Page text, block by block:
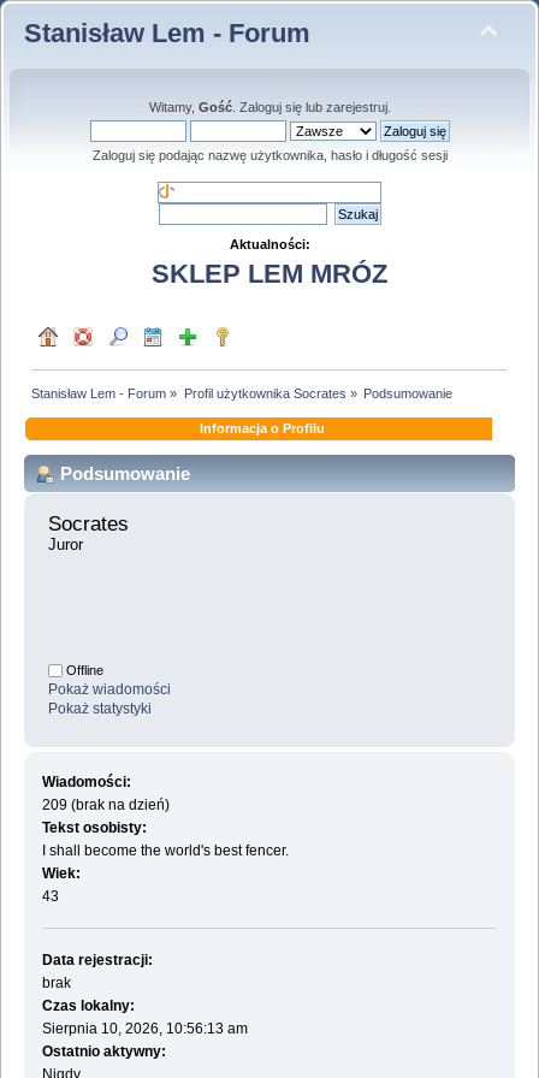
Stanisław Lem - Forum
Witamy, Gość. Zaloguj sięlub zarejestruj.
Zaloguj się podając nazwę użytkownika, hasło i długość sesji
Aktualności:
SKLEP LEM MRÓZ
Stanisław Lem - Forum » Profil użytkownika Socrates » Podsumowanie
Informacja o Profilu
Podsumowanie
Socrates
Juror
Offline
Pokaż wiadomości
Pokaż statystyki
Wiadomości:
209 (brak na dzień)
Tekst osobisty:
I shall become the world's best fencer.
Wiek:
43
Data rejestracji:
brak
Czas lokalny:
Sierpnia 10, 2026, 10:56:13 am
Ostatnio aktywny:
Nigdy